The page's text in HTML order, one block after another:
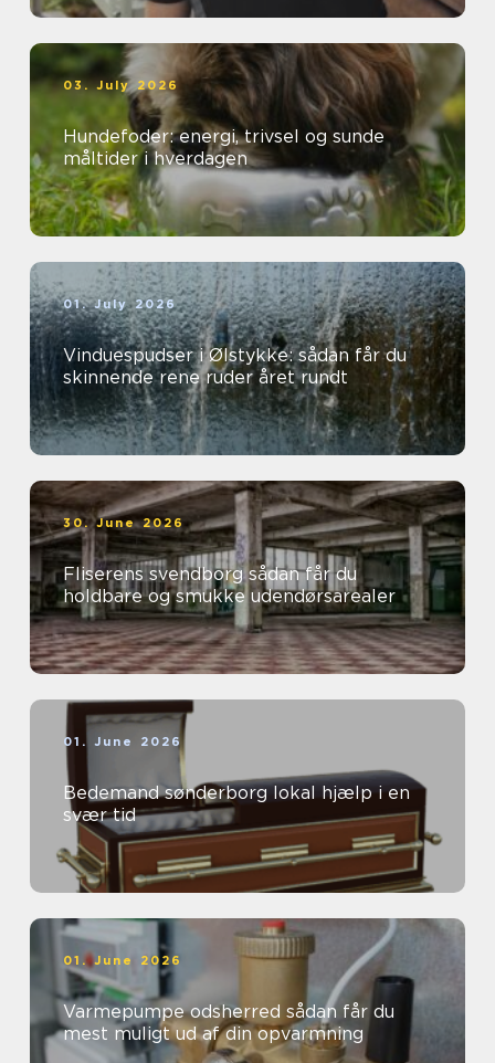
03. July 2026
Hundefoder: energi, trivsel og sunde
måltider i hverdagen
01. July 2026
Vinduespudser i Ølstykke: sådan får du
skinnende rene ruder året rundt
30. June 2026
Fliserens svendborg sådan får du
holdbare og smukke udendørsarealer
01. June 2026
Bedemand sønderborg lokal hjælp i en
svær tid
01. June 2026
Varmepumpe odsherred sådan får du
mest muligt ud af din opvarmning